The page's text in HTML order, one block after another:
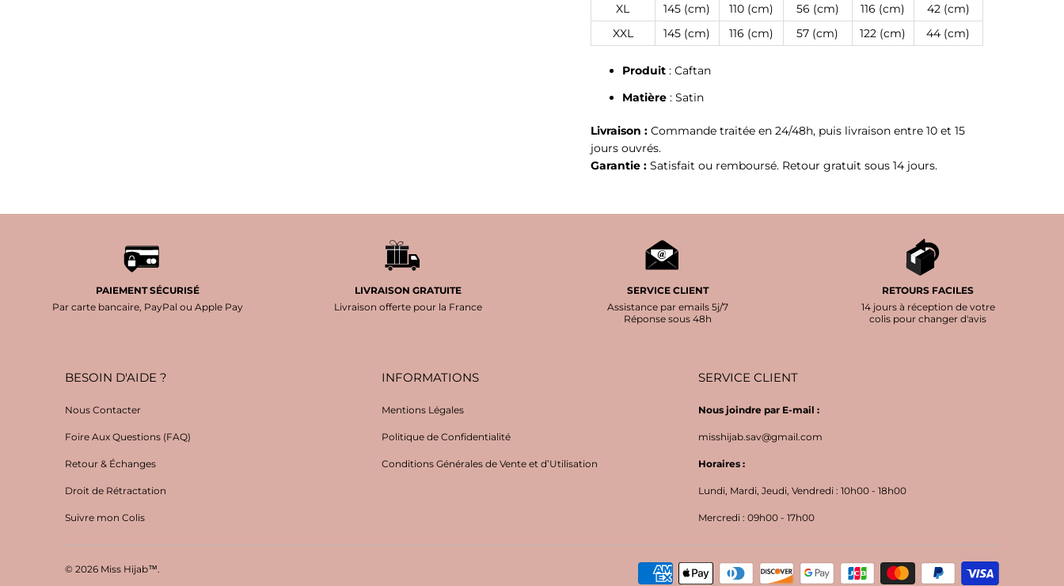
XL
145 (cm) 110 (cm) 56 (cm) 116 (cm)
42 (cm)
XXL
145 (cm) 116 (cm) 57 (cm) 122 (cm) 44 (cm)
Produit : Caftan
Matière : Satin
Livraison : Commande traitée en 24/48h, puis livraison entre 10 et 15
jours ouvrés.
Garantie : Satisfait ou remboursé. Retour gratuit sous 14 jours.
PAIEMENT SÉCURISÉ
Par carte bancaire, PayPal ou Apple Pay
LIVRAISON GRATUITE
Livraison offerte pour la France
SERVICE CLIENT
Assistance par emails 5j/7
Réponse sous 48h
RETOURS FACILES
14 jours à réception de votre
colis pour changer d'avis
BESOIN D'AIDE ?
Nous Contacter
Foire Aux Questions (FAQ)
Retour & Échanges
Droit de Rétractation
Suivre mon Colis
INFORMATIONS
Mentions Légales
Politique de Confidentialité
Conditions Générales de Vente et d’Utilisation
SERVICE CLIENT
Nous joindre par E-mail :
misshijab.sav@gmail.com
Horaires :
Lundi, Mardi, Jeudi, Vendredi : 10h00 - 18h00
Mercredi : 09h00 - 17h00
© 2026 Miss Hijab™.